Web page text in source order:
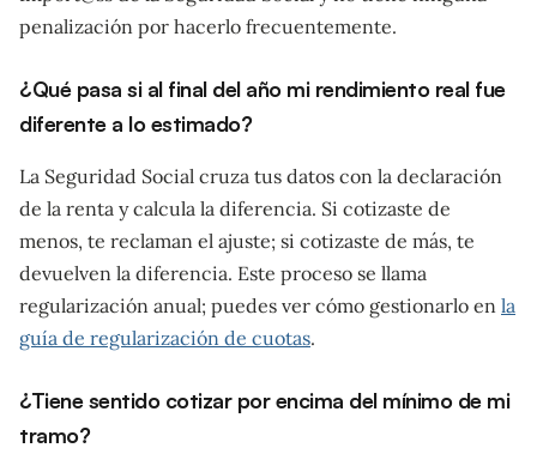
penalización por hacerlo frecuentemente.
¿Qué pasa si al final del año mi rendimiento real fue
diferente a lo estimado?
La Seguridad Social cruza tus datos con la declaración
de la renta y calcula la diferencia. Si cotizaste de
menos, te reclaman el ajuste; si cotizaste de más, te
devuelven la diferencia. Este proceso se llama
regularización anual; puedes ver cómo gestionarlo en la
guía de regularización de cuotas.
¿Tiene sentido cotizar por encima del mínimo de mi
tramo?